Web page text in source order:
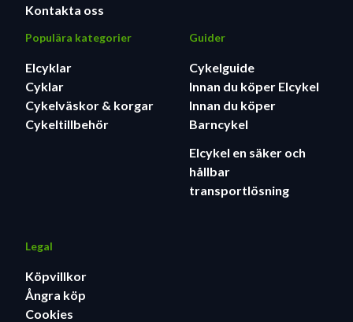
Kontakta oss
Populära kategorier
Elcyklar
Cyklar
Cykelväskor & korgar
Cykeltillbehör
Guider
Cykelguide
Innan du köper Elcykel
Innan du köper
Barncykel
Elcykel en säker och
hållbar
transportlösning
Legal
Köpvillkor
Ångra köp
Cookies